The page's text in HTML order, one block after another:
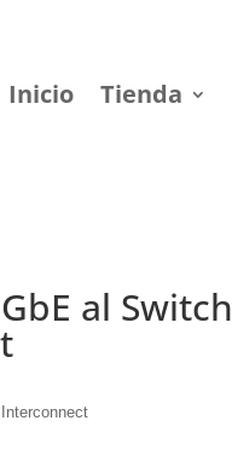
Inicio Tienda
al Switch